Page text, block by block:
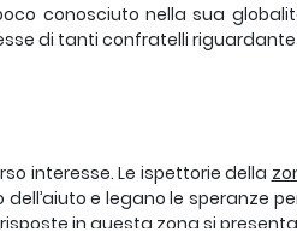
conosciuto nella sua
di tanti confratelli riguardante
interesse. Le ispettorie della
e legano le speranze
in questa zona si